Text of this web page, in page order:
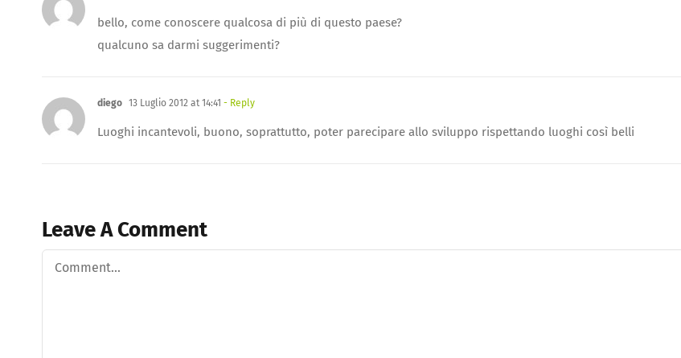
bello, come conoscere qualcosa di più di questo paese?
qualcuno sa darmi suggerimenti?
diego 13 Luglio 2012 at 14:41 - Reply
Luoghi incantevoli, buono, soprattutto, poter parecipare allo sviluppo rispettando luoghi così belli
Leave A Comment
Comment